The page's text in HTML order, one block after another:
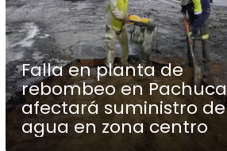
Falla en planta de
rebombeo en Pachuca
afectará suministro de
agua en zona centro